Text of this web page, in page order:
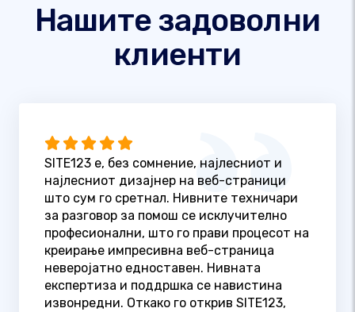
Нашите задоволни
клиенти
SITE123 е, без сомнение, најлесниот и
најлесниот дизајнер на веб-страници
што сум го сретнал. Нивните техничари
за разговор за помош се исклучително
професионални, што го прави процесот на
креирање импресивна веб-страница
неверојатно едноставен. Нивната
експертиза и поддршка се навистина
извонредни. Откако го открив SITE123,